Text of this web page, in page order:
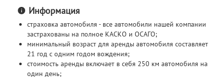
Информация
страховка автомобиля - все автомобили нашей компании
застрахованы на полное КАСКО и ОСАГО;
минимальный возраст для аренды автомобиля составляет
21 год с одним годом вождения;
стоимость аренды включает в себя 250 км автомобиля на
один день;